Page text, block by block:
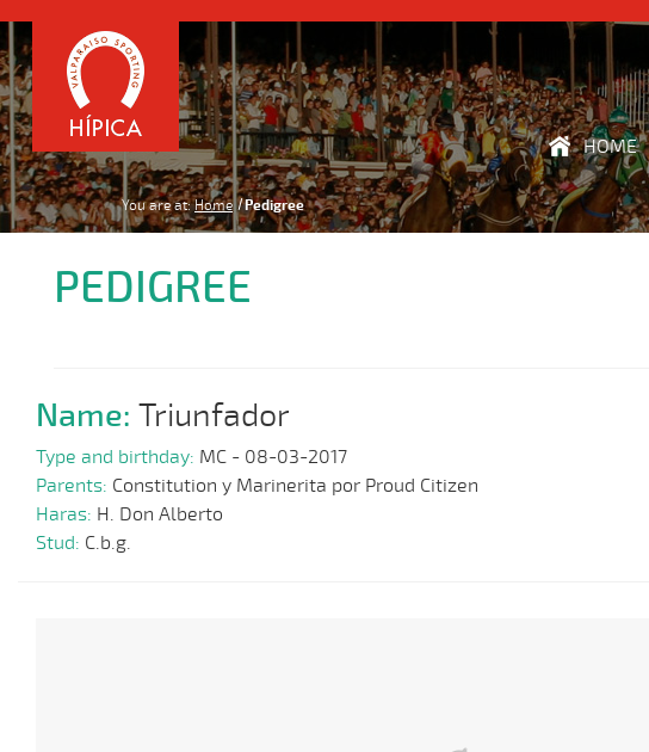
HOME
You are at: Home Pedigree
PEDIGREE
Name: Triunfador
Type and birthday: MC - 08-03-2017
Parents: Constitution y Marinerita por Proud Citizen
Haras: H. Don Alberto
Stud: C.b.g.